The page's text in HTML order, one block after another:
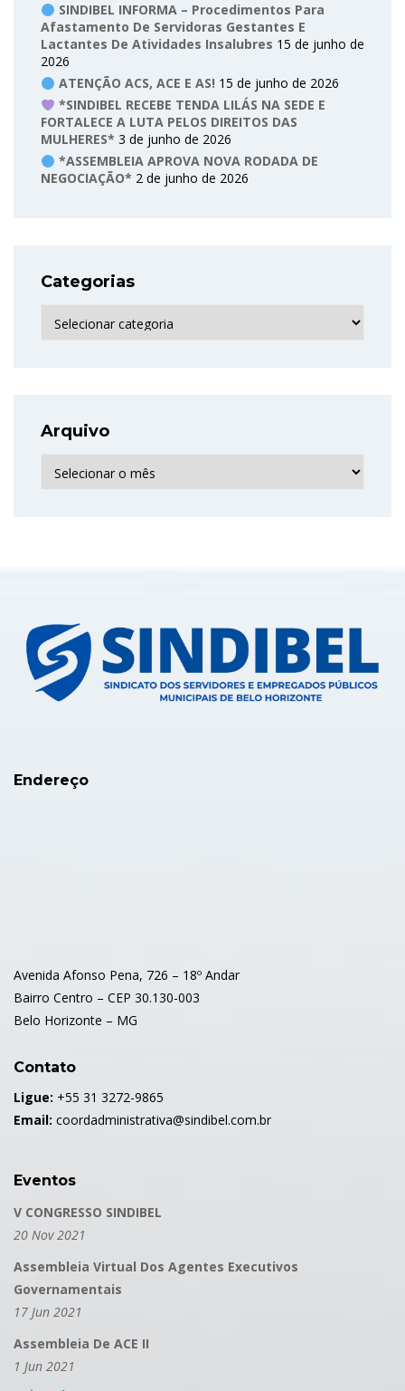
SINDIBEL INFORMA – Procedimentos Para
Afastamento De Servidoras Gestantes E
Lactantes De Atividades Insalubres 15 de junho de
2026
ATENÇÃO ACS, ACE E AS! 15 de junho de 2026
*SINDIBEL RECEBE TENDA LILÁS NA SEDE E
FORTALECE A LUTA PELOS DIREITOS DAS
MULHERES* 3 de junho de 2026
*ASSEMBLEIA APROVA NOVA RODADA DE
NEGOCIAÇÃO* 2 de junho de 2026
Categorias
Categorias
Arquivo
Arquivo
Endereço
Avenida Afonso Pena, 726 – 18º Andar
Bairro Centro – CEP 30.130-003
Belo Horizonte – MG
Contato
Ligue: +55 31 3272-9865
Email: coordadministrativa@sindibel.com.br
Eventos
V CONGRESSO SINDIBEL
20 Nov 2021
Assembleia Virtual Dos Agentes Executivos
Governamentais
17 Jun 2021
Assembleia De ACE II
1 Jun 2021